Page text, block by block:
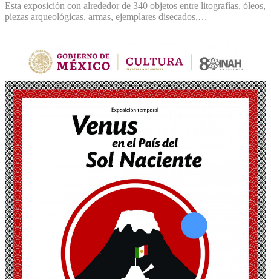
Esta exposición con alrededor de 340 objetos entre litografías, óleos,
piezas arqueológicas, armas, ejemplares disecados,…